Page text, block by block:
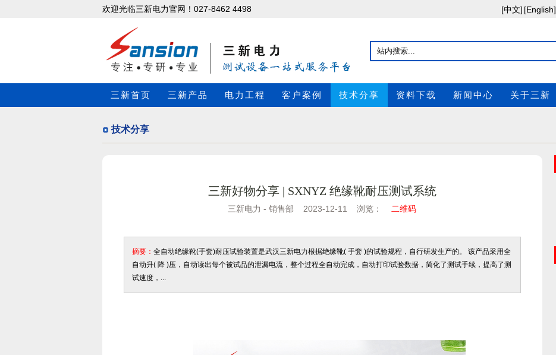
欢迎光临三新电力官网！027-8462 4498 [中文] [English]
三新首页 三新产品 电力工程 客户案例 技术分享 资料下载 新闻中心 关于三新
技术分享
三新好物分享 | SXNYZ 绝缘靴耐压测试系统
三新电力 - 销售部 2023-12-11 浏览： 二维码
摘要：全自动绝缘靴(手套)耐压试验装置是武汉三新电力根据绝缘靴( 手套 )的试验规程，自行研发生产的。 该产品采用全
自动升( 降 )压，自动读出每个被试品的泄漏电流，整个过程全自动完成，自动打印试验数据，简化了测试手续，提高了测
试速度，...